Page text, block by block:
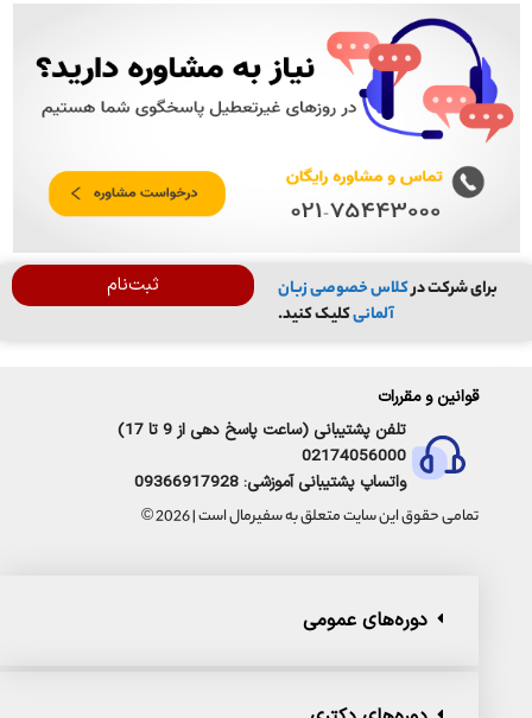
برای شرکت درکلاس خصوصی زبان
آلمانیکلیک کنید.
ثبت‌نام
قوانین و مقررات
تلفن پشتیبانی (ساعت پاسخ دهی از 9 تا 17)
02174056000
واتساپ پشتیبانی آموزشی: 09366917928
تمامی حقوق این سایت متعلق به سفیرمال است | 2026 ©
دوره‌های عمومی